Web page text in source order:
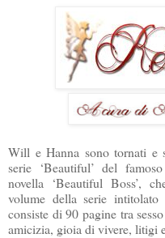
Will e Hanna sono tornati e
serie ‘Beautiful’ del
novella ‘Beautiful Boss’,
volume della serie intitolato
consiste di 90 pagine tra
amicizia, gioia di vivere, litigi